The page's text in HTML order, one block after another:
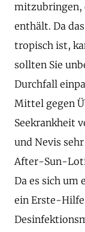
mitzubringen,
enthält. Da
tropisch ist,
sollten Sie
Durchfall
Mittel gegen
Seekrankheit
und Nevis
After-Sun-
Da es sich um
ein Erste-